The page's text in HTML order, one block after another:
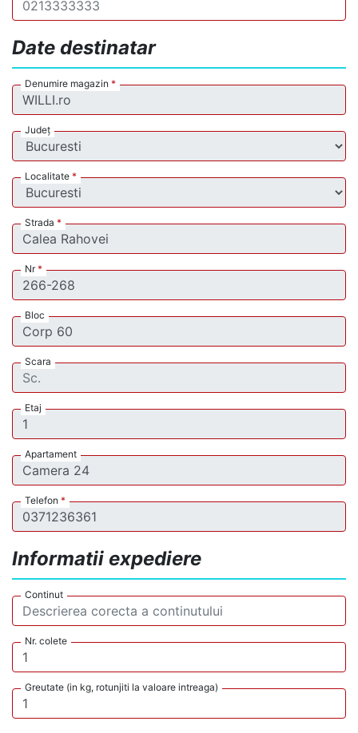
Date destinatar
Denumire magazin *
Județ
Localitate *
Strada *
Nr*
Bloc
Scara
Etaj
Apartament
Telefon *
Informatii expediere
Continut
Nr. colete
Greutate (in kg, rotunjiti la valoare intreaga)